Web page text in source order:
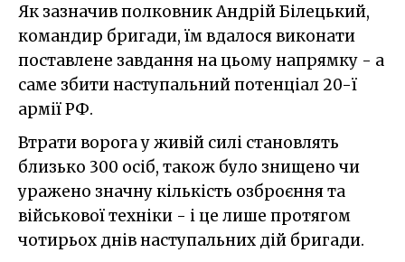
Як зазначив полковник Андрій Білецький,
командир бригади, їм вдалося виконати
поставлене завдання на цьому напрямку - а
саме збити наступальний потенціал 20-ї
армії РФ.
Втрати ворога у живій силі становлять
близько 300 осіб, також було знищено чи
уражено значну кількість озброєння та
військової техніки - і це лише протягом
чотирьох днів наступальних дій бригади.